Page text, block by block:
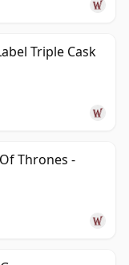
Triple Cask
Thrones -